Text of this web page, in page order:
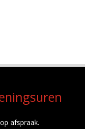
afspraak.